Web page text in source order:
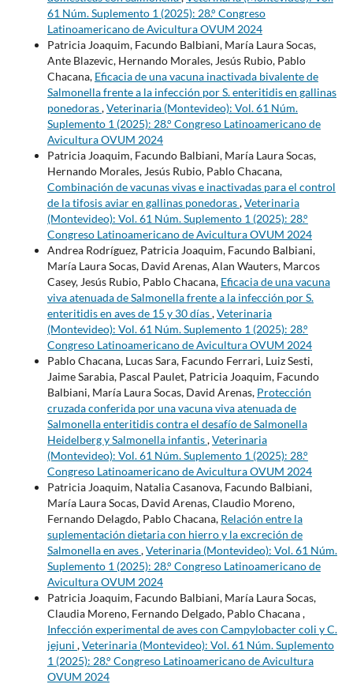
61 Núm. Suplemento 1 (2025): 28.° Congreso
Latinoamericano de Avicultura OVUM 2024
Patricia Joaquim, Facundo Balbiani, María Laura Socas,
Ante Blazevic, Hernando Morales, Jesús Rubio, Pablo
Chacana, Eficacia de una vacuna inactivada bivalente de
Salmonella frente a la infección por S. enteritidis en gallinas
ponedoras,Veterinaria (Montevideo): Vol. 61 Núm.
Suplemento 1 (2025): 28.° Congreso Latinoamericano de
Avicultura OVUM 2024
Patricia Joaquim, Facundo Balbiani, María Laura Socas,
Hernando Morales, Jesús Rubio, Pablo Chacana,
Combinación de vacunas vivas e inactivadas para el control
de la tifosis aviar en gallinas ponedoras,Veterinaria
(Montevideo): Vol. 61 Núm. Suplemento 1 (2025): 28.°
Congreso Latinoamericano de Avicultura OVUM 2024
Andrea Rodríguez, Patricia Joaquim, Facundo Balbiani,
María Laura Socas, David Arenas, Alan Wauters, Marcos
Casey, Jesús Rubio, Pablo Chacana, Eficacia de una vacuna
viva atenuada de Salmonella frente a la infección por S.
enteritidis en aves de 15 y 30 días,Veterinaria
(Montevideo): Vol. 61 Núm. Suplemento 1 (2025): 28.°
Congreso Latinoamericano de Avicultura OVUM 2024
Pablo Chacana, Lucas Sara, Facundo Ferrari, Luiz Sesti,
Jaime Sarabia, Pascal Paulet, Patricia Joaquim, Facundo
Balbiani, María Laura Socas, David Arenas, Protección
cruzada conferida por una vacuna viva atenuada de
Salmonella enteritidis contra el desafío de Salmonella
Heidelberg y Salmonella infantis,Veterinaria
(Montevideo): Vol. 61 Núm. Suplemento 1 (2025): 28.°
Congreso Latinoamericano de Avicultura OVUM 2024
Patricia Joaquim, Natalia Casanova, Facundo Balbiani,
María Laura Socas, David Arenas, Claudio Moreno,
Fernando Delagdo, Pablo Chacana, Relación entre la
suplementación dietaria con hierro y la excreción de
Salmonella en aves,Veterinaria (Montevideo): Vol. 61 Núm.
Suplemento 1 (2025): 28.° Congreso Latinoamericano de
Avicultura OVUM 2024
Patricia Joaquim, Facundo Balbiani, María Laura Socas,
Claudia Moreno, Fernando Delgado, Pablo Chacana ,
Infección experimental de aves con Campylobacter coli y C.
jejuni ,Veterinaria (Montevideo): Vol. 61 Núm. Suplemento
1 (2025): 28.° Congreso Latinoamericano de Avicultura
OVUM 2024